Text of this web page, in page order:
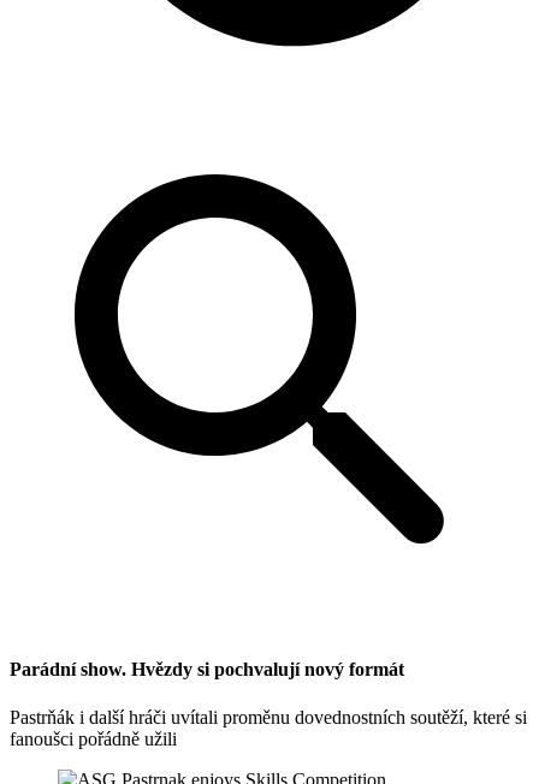
Parádní show. Hvězdy si pochvalují nový formát
Pastrňák i další hráči uvítali proměnu dovednostních soutěží, které si
fanoušci pořádně užili